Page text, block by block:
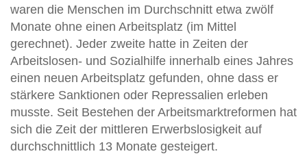
waren die Menschen im Durchschnitt etwa zwölf
Monate ohne einen Arbeitsplatz (im Mittel
gerechnet). Jeder zweite hatte in Zeiten der
Arbeitslosen- und Sozialhilfe innerhalb eines Jahres
einen neuen Arbeitsplatz gefunden, ohne dass er
stärkere Sanktionen oder Repressalien erleben
musste. Seit Bestehen der Arbeitsmarktreformen hat
sich die Zeit der mittleren Erwerbslosigkeit auf
durchschnittlich 13 Monate gesteigert.